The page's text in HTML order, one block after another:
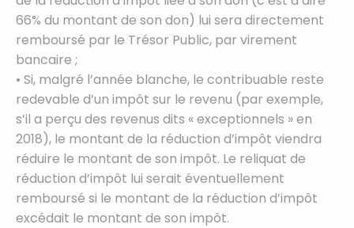
66% du montant de son don) lui sera directement
remboursé par le Trésor Public, par virement
bancaire ;
• Si, malgré l’année blanche, le contribuable reste
redevable d’un impôt sur le revenu (par exemple,
s’il a perçu des revenus dits « exceptionnels » en
2018), le montant de la réduction d’impôt viendra
réduire le montant de son impôt. Le reliquat de
réduction d’impôt lui serait éventuellement
remboursé si le montant de la réduction d’impôt
excédait le montant de son impôt.